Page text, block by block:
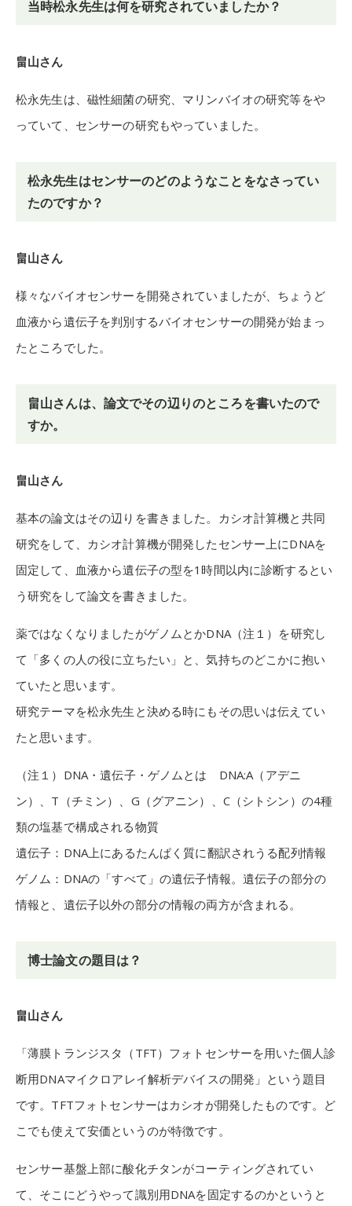
当時松永先生は何を研究されていましたか？
畠山さん
松永先生は、磁性細菌の研究、マリンバイオの研究等をや
っていて、センサーの研究もやっていました。
松永先生はセンサーのどのようなことをなさってい
たのですか？
畠山さん
様々なバイオセンサーを開発されていましたが、ちょうど
血液から遺伝子を判別するバイオセンサーの開発が始まっ
たところでした。
畠山さんは、論文でその辺りのところを書いたので
すか。
畠山さん
基本の論文はその辺りを書きました。カシオ計算機と共同
研究をして、カシオ計算機が開発したセンサー上にDNAを
固定して、血液から遺伝子の型を1時間以内に診断するとい
う研究をして論文を書きました。
薬ではなくなりましたがゲノムとかDNA（注１）を研究し
て「多くの人の役に立ちたい」と、気持ちのどこかに抱い
ていたと思います。
研究テーマを松永先生と決める時にもその思いは伝えてい
たと思います。
（注１）DNA・遺伝子・ゲノムとは DNA:A（アデニ
ン）、T（チミン）、G（グアニン）、C（シトシン）の4種
類の塩基で構成される物質
遺伝子：DNA上にあるたんぱく質に翻訳されうる配列情報
ゲノム：DNAの「すべて」の遺伝子情報。遺伝子の部分の
情報と、遺伝子以外の部分の情報の両方が含まれる。
博士論文の題目は？
畠山さん
「薄膜トランジスタ（TFT）フォトセンサーを用いた個人診
断用DNAマイクロアレイ解析デバイスの開発」という題目
です。TFTフォトセンサーはカシオが開発したものです。ど
こでも使えて安価というのが特徴です。
センサー基盤上部に酸化チタンがコーティングされてい
て、そこにどうやって識別用DNAを固定するのかというと